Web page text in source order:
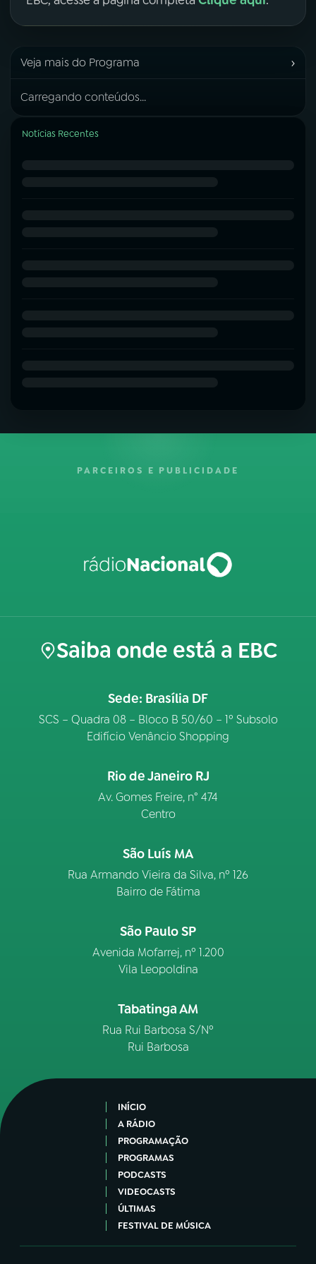
Veja mais do Programa ›
Carregando conteúdos...
Notícias Recentes
PARCEIROS E PUBLICIDADE
Saiba onde está a EBC
Sede: Brasília DF
SCS – Quadra 08 – Bloco B 50/60 – 1º Subsolo
Edifício Venâncio Shopping
Rio de Janeiro RJ
Av. Gomes Freire, n° 474
Centro
São Luís MA
Rua Armando Vieira da Silva, nº 126
Bairro de Fátima
São Paulo SP
Avenida Mofarrej, nº 1.200
Vila Leopoldina
Tabatinga AM
Rua Rui Barbosa S/Nº
Rui Barbosa
INÍCIO
A RÁDIO
PROGRAMAÇÃO
PROGRAMAS
PODCASTS
VIDEOCASTS
ÚLTIMAS
FESTIVAL DE MÚSICA